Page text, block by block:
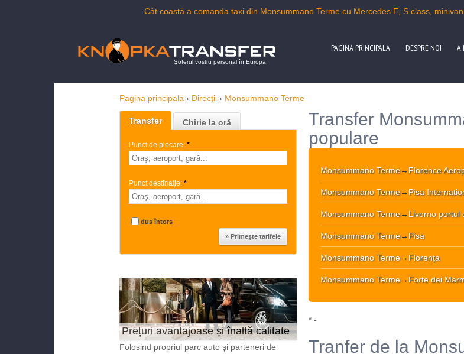
Cât coastă a comanda taxi din Monsummano Terme cu Mercedes E, S class,
Şoferul vostru personal în Europa
PAGINA PRINCIPALA DESPRE NOI A
Pagina principala › Direcţii › Monsummano Terme
Transfer Chirie la oră
Punct de plecare: *
Punct destinaţie: *
dus întors
Prețuri avantajoase și înaltă calitate
Folosind propriul parc auto și parteneri de
Transfer
populare
Monsummano Terme↔ Florence
Monsummano Terme↔ Pisa
Monsummano Terme↔ Livorno portul
Monsummano Terme↔ Pisa
Monsummano Terme↔ Florența
Monsummano Terme↔ Forte dei
* -
Tranfer de la